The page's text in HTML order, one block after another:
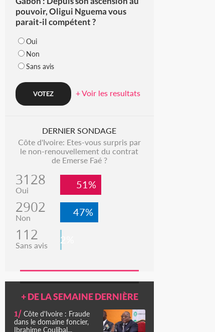
pouvoir, Oligui Nguema vous
parait-il compétent ?
Oui
Non
Sans avis
+ Voir les resultats
DERNIER SONDAGE
Côte d'Ivoire: Etes-vous surpris par
le non-renouvellement du contrat
de Emerse Faé ?
3128
Oui 51%
2902
Non 47%
112
Sans avis 2%
+ DE LA SEMAINE DERNIÈRE
1/ Côte d'Ivoire : Fraude
dans le domaine foncier,
Ibrahime Coulibal...